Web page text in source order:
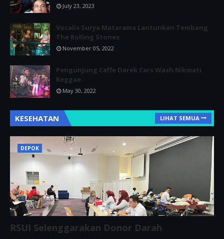
July 23, 2023
Vocalis Surya Matarama Lantunkan Tembang
The Rolling Stones
November 05, 2022
Pengunjung Caffe Derek Cars Wash Nikmati
Reggae
May 30, 2022
KESEHATAN LIHAT SEMUA
DEPOK
RSUI Selenggarakan Donor Darah